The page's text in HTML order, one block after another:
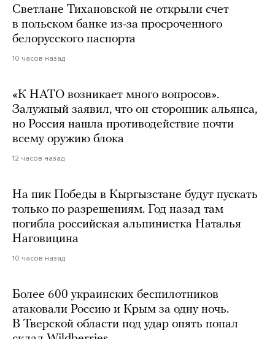
Светлане Тихановской не открыли счет
в польском банке из-за просроченного
белорусского паспорта
10 часов назад
«К НАТО возникает много вопросов».
Залужный заявил, что он сторонник альянса,
но Россия нашла противодействие почти
всему оружию блока
12 часов назад
На пик Победы в Кыргызстане будут пускать
только по разрешениям. Год назад там
погибла российская альпинистка Наталья
Наговицина
10 часов назад
Более 600 украинских беспилотников
атаковали Россию и Крым за одну ночь.
В Тверской области под удар опять попал